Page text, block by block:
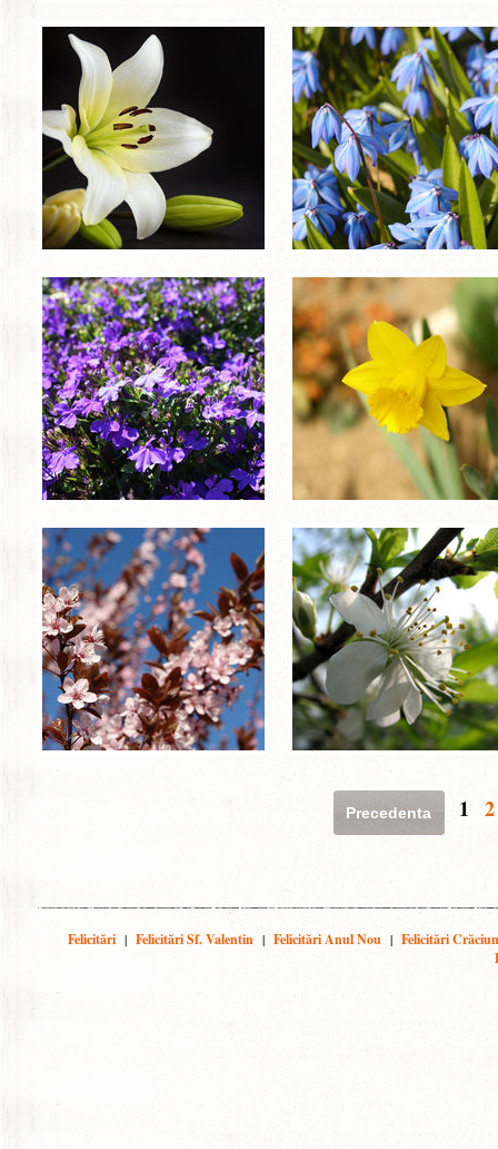
Precedenta 1 2
Felicitări | Felicitări Sf. Valentin | Felicitări Anul Nou | Felicitări